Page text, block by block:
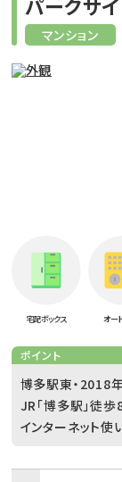
マンション
宅配ボックス オー
ポイント
博多駅東・2018
JR「博多駅」徒
インターネット